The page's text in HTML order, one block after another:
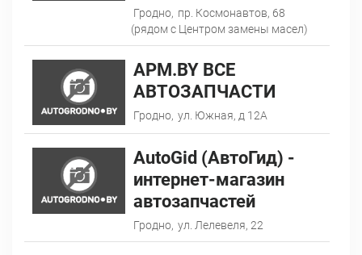
Гродно, пр. Космонавтов, 68
(рядом с Центром замены масел)
APM.BY ВСЕ
АВТОЗАПЧАСТИ
Гродно, ул. Южная, д 12A
AutoGid (АвтоГид) -
интернет-магазин
автозапчастей
Гродно, ул. Лелевеля, 22